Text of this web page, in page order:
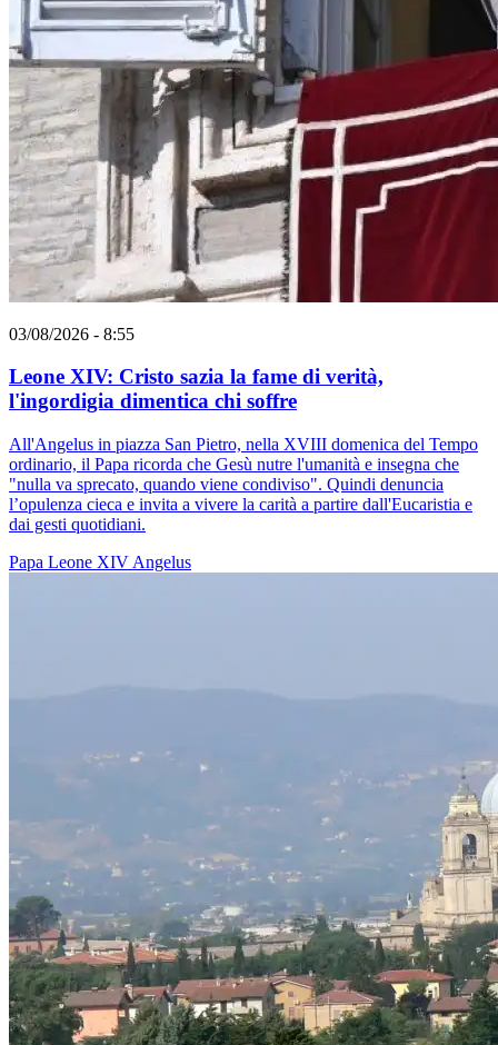
03/08/2026 - 8:55
Leone XIV: Cristo sazia la fame di verità,
l'ingordigia dimentica chi soffre
All'Angelus in piazza San Pietro, nella XVIII domenica del Tempo
ordinario, il Papa ricorda che Gesù nutre l'umanità e insegna che
"nulla va sprecato, quando viene condiviso". Quindi denuncia
l’opulenza cieca e invita a vivere la carità a partire dall'Eucaristia e
dai gesti quotidiani.
Papa Leone XIV Angelus